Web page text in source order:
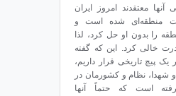
معتقدند امروز ایران
منطقه‌ای شده است و
را بدون او حل کرد، لذا
خالی کرد. این که گفته
پیچ تاریخی قرار داریم،
شهدا، نظام و کشورمان در
است که حتماً آنها